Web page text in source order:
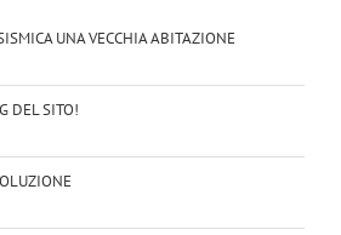
UNA VECCHIA ABITAZIONE
DEL SITO!